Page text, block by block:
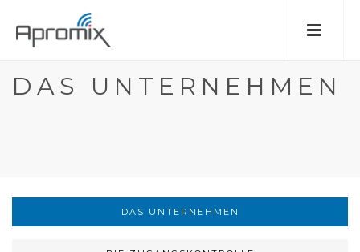
DAS UNTERNEHMEN
DAS UNTERNEHMEN